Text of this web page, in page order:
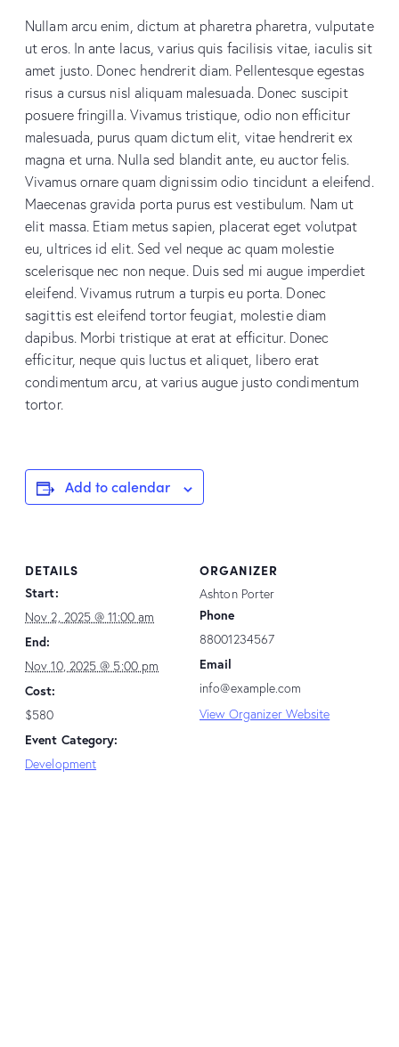
Nullam arcu enim, dictum at pharetra pharetra, vulputate
ut eros. In ante lacus, varius quis facilisis vitae, iaculis sit
amet justo. Donec hendrerit diam. Pellentesque egestas
risus a cursus nisl aliquam malesuada. Donec suscipit
posuere fringilla. Vivamus tristique, odio non efficitur
malesuada, purus quam dictum elit, vitae hendrerit ex
magna et urna. Nulla sed blandit ante, eu auctor felis.
Vivamus ornare quam dignissim odio tincidunt a eleifend.
Maecenas gravida porta purus est vestibulum. Nam ut
elit massa. Etiam metus sapien, placerat eget volutpat
eu, ultrices id elit. Sed vel neque ac quam molestie
scelerisque nec non neque. Duis sed mi augue imperdiet
eleifend. Vivamus rutrum a turpis eu porta. Donec
sagittis est eleifend tortor feugiat, molestie diam
dapibus. Morbi tristique at erat at efficitur. Donec
efficitur, neque quis luctus et aliquet, libero erat
condimentum arcu, at varius augue justo condimentum
tortor.
Add to calendar
DETAILS
Start:
Nov 2, 2025 @ 11:00 am
End:
Nov 10, 2025 @ 5:00 pm
Cost:
$580
Event Category:
Development
ORGANIZER
Ashton Porter
Phone
88001234567
Email
info@example.com
View Organizer Website